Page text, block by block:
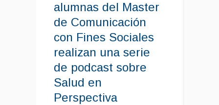
alumnas del Master
de Comunicación
con Fines Sociales
realizan una serie
de podcast sobre
Salud en
Perspectiva